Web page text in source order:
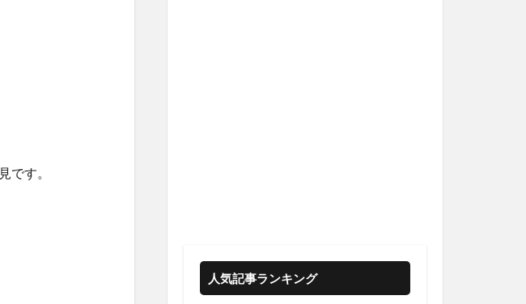
です。
人気記事ランキング